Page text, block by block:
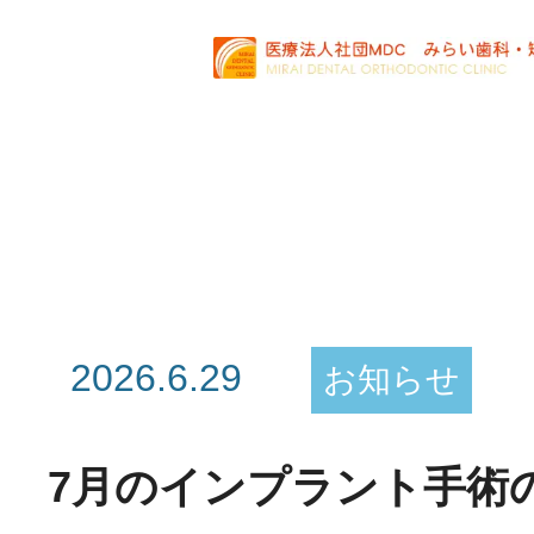
2026.6.29 お知らせ
7月のインプラント手術